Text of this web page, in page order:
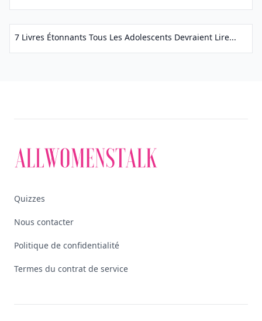
7 Livres Étonnants Tous Les Adolescents Devraient Lire...
Quizzes
Nous contacter
Politique de confidentialité
Termes du contrat de service